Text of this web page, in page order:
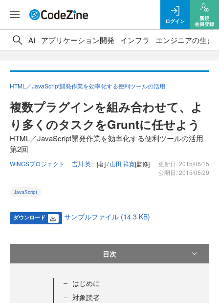
ログイン
新規
会員登録
AI アプリケーション開発 インフラ エンジニアの生き
HTML／JavaScript開発作業を効率化する便利ツールの活用
複数プラグインを組み合わせて、よ
り多くのタスクをGruntに任せよう
HTML／JavaScript開発作業を効率化する便利ツールの活用
第2回
WINGSプロジェクト 吉川 英一[著] /山田 祥寛[監修]
更新日: 2015/06/15
公開日: 2015/05/29
JavaScript
ダウンロード サンプルファイル (14.3 KB)
目次
はじめに
対象読者